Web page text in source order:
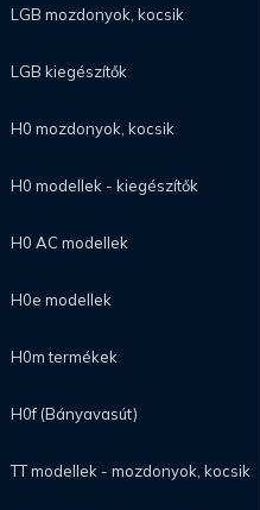
LGB mozdonyok, kocsik
LGB kiegészítők
H0 mozdonyok, kocsik
H0 modellek - kiegészítők
H0 AC modellek
H0e modellek
H0m termékek
H0f (Bányavasút)
TT modellek - mozdonyok, kocsik